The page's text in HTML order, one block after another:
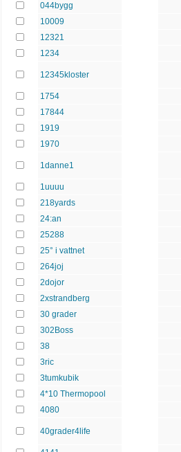
044bygg
10009
12321
1234
12345kloster
1754
17844
1919
1970
1danne1
1uuuu
218yards
24:an
25288
25° i vattnet
264joj
2dojor
2xstrandberg
30 grader
302Boss
38
3ric
3tumkubik
4*10 Thermopool
4080
40grader4life